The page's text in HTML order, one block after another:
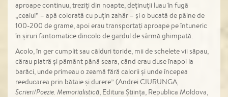
aproape continuu, treziți din noapte, deținuții luau în fugă
„ceaiul” – apă colorată cu puțin zahăr – și o bucată de pâine de
100-200 de grame, apoi erau transportați aproape pe întuneric
în șiruri fantomatice dincolo de gardul de sârmă ghimpată.
Acolo, în ger cumplit sau călduri toride, mii de schelete vii săpau,
cărau piatră și pământ până seara, când erau duse înapoi la
barăci, unde primeau o zeamă fără calorii și unde începea
reeducarea prin bătaie și durere” (Andrei CIURUNGA,
Scrieri/Poezie. Memorialistică, Editura Știința, Republica Moldova,